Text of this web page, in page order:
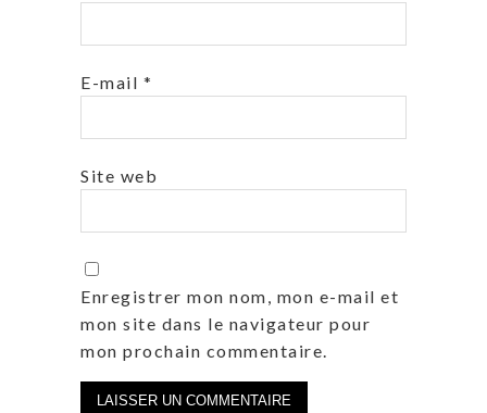
E-mail *
Site web
Enregistrer mon nom, mon e-mail et
mon site dans le navigateur pour
mon prochain commentaire.